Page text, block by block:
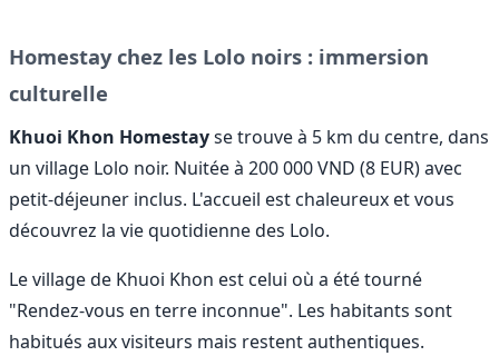
Homestay chez les Lolo noirs : immersion
culturelle
Khuoi Khon Homestayse trouve à 5 km du centre, dans
un village Lolo noir. Nuitée à 200 000 VND (8 EUR) avec
petit-déjeuner inclus. L'accueil est chaleureux et vous
découvrez la vie quotidienne des Lolo.
Le village de Khuoi Khon est celui où a été tourné
"Rendez-vous en terre inconnue". Les habitants sont
habitués aux visiteurs mais restent authentiques.